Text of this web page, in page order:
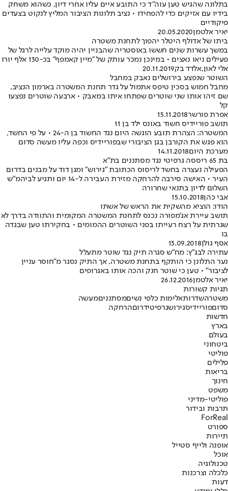
בתלונה שהגיש טען עוה"ד כי התובע איים עליו אחרי דיון, כשהוא משחק
בידיו עם אזיקים כדי להפחידו • נציב תלונות הציבור המליץ לנקוט בצעדים
פיקודיים
יאיר אלטמן20.05.2020
ביתו של אדולף היטלר יהפוך לתחנת משטרה
במשך עשרות שנים חששו באוסטריה שהבניין יהיה מוקד עלייה לרגל של
פעילים ניאו נאצים • במינכן נמכר עותק של "מיין קאמפף" בכ-130 אלף יורו
אלי לאון,אלדד בק20.11.2019
השוטר שנפצע בירושלים נאבק במחבל
מחבל חמוש בסכין טיפס אתמול על גדר תחנת המשטרה בארמון הנציב,
שם זיהו אותו שני שוטרים שפתחו איתו במאבק • ארבעה שוטרים נפצעו
קל
אפרת פורשר15.11.2018
תושב פוריידיס חשוד באונס ילד בן 11
המשטרה: הצהרת תובע הוגשה היום נגד החשוד בן ה-24 • על פי החשד,
הוא פגש את הקורבן בגן הציבורי שבפוריידיס וכפה עליו מעשה סדום
מערכת היום14.11.2018
בת 65 ריססה גרפיטי נגד מסתננים בת"א
הפעילה נעצרה בחשד לריסוס הכתובת "גירוש" ומגן דוד על מבנים בדרום
העיר • האישה סירבה להרחקה מזירת העבירה ל-14 יום ותגיע לביהמ"ש
השלום לדיון בתנאי שחרורה
אבי כהן15.10.2018
הודו: הוציא מהשקית את הראש של אשתו
תושב עיירת אג'מפורה נכנס לתחנת המשטרה המקומית והתוודה בדרך לא
שגרתית על רצח רעייתו בפני השוטרים ההמומים • בחקירתו טען שבגדה
בו
אסף גולן13.09.2018
עתירה לבג"ץ: מח"ש סגרה תיק נגד שוטר מתעלל
נער התלונן כי הותקף בתחנת משטרה, אך התיק נסגר מ"חוסר עניין
לציבור" • טען כי שוטר חנק והכה אותו באגרופים
יאיר אלטמן26.12.2016
תגיות קשורות
משטרהשדרותאלימות כלפי נשיםמסתנניםמעשה
סדוםפוריידיסגירושגרפיטידרוםהרחקה
חדשות
בארץ
בעולם
ביטחוני
פוליטי
פלילים
בריאות
חינוך
משפט
פוליטי-מדיני
תרבות ובידור
ForReal
ספורט
תיירות
אופנה ולייף סטייל
אוכל
טכנולוגיה
כלכלה וצרכנות
דעות